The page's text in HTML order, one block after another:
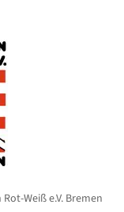
Weiß e.V. Bremen